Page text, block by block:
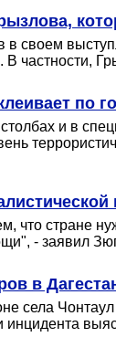
своем
частности,
по
и в
что стране
- заявил
в
села